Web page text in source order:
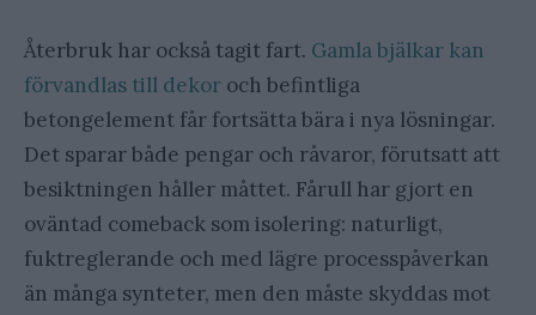
Återbruk har också tagit fart. Gamla bjälkar kan
förvandlas till dekor och befintliga
betongelement får fortsätta bära i nya lösningar.
Det sparar både pengar och råvaror, förutsatt att
besiktningen håller måttet. Fårull har gjort en
oväntad comeback som isolering: naturligt,
fuktreglerande och med lägre processpåverkan
än många synteter, men den måste skyddas mot